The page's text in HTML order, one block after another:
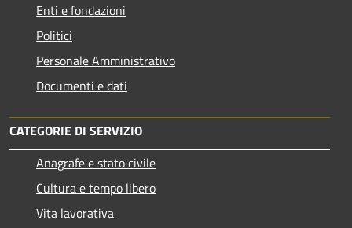
Enti e fondazioni
Politici
Personale Amministrativo
Documenti e dati
CATEGORIE DI SERVIZIO
Anagrafe e stato civile
Cultura e tempo libero
Vita lavorativa